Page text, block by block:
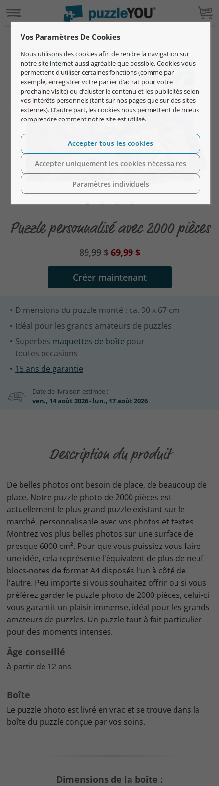
Puzzle personnalisé avec 2000 pièces
Dimensions du puzzle monté : ca. 90 x 67 cm
Idéal pour les grands amateurs de puzzles
Superbes maquettes de boîte pour
toutes occasions
15 ans de garantie
Date de livraison estimée :
ven., 14 août 2026 - lun., 17 août 2026
89,99 $ 69,99 $
Créer maintenant
Description du produit
De belles photos ont besoin de place, de beaucoup de
place. Notre puzzle photo de 2000 pièces est
actuellement le plus grand puzzle existant sur le
marché, personnalisable avec vos photos et textes.
Montrez vos plus belles photos sur une surface de
presque 6000 cm². Pour que vous puissiez vous faire
une idée, cela représente l'équivalent de plus de neuf
blocs-notes de format A4 disposés l'un à côté de
l'autre. Peu importe si vous souhaitez offrir ou si vous
préférez garder le puzzle photo de 2000 pièces, celui-ci
vous garantit un plaisir immense, idéal pour les grands
amateurs de puzzles. Un puzzle tout à fait particulier
pour des moments intenses.
Âge conseillé
à partir de 12 ans
Boîte
Le puzzle photo est livré en vrac et se trouve dans la
boîte du puzzle conçue par vos soins.
Dimensions de la boîte :
Vos Paramètres De Cookies
Nous utilisons des cookies afin de rendre la navigation sur
notre site internet aussi agréable que possible. Cookies vous
permettent d’utiliser certaines fonctions (comme par
exemple, enregistrer votre panier d’achat pour votre
prochaine visite) ou d’ajuster le contenu et les publicités selon
vos intérêts personnels (tant sur nos pages que sur des sites
externes). D’autre part, les cookies nous permettent de mieux
comprendre comment notre site est utilisé.
Paramètres individuels
Accepter uniquement les cookies nécessaires
Accepter tous les cookies